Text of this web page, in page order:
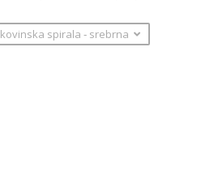
kovinska spirala ‐ srebrna